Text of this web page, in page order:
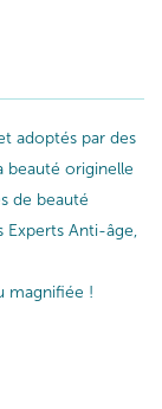
adoptés par des
beauté originelle
de beauté
Experts Anti-âge,
magnifiée !